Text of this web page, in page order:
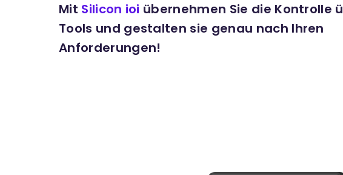
Mit Silicon ioi übernehmen Sie die Kontrolle
Tools und gestalten sie genau nach Ihren
Anforderungen!